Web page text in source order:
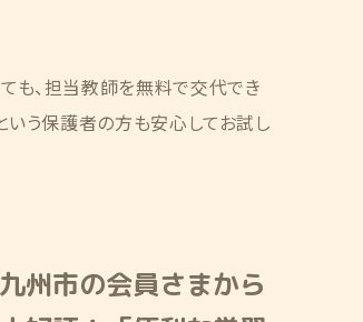
も、担当教師を無料で交代でき
いう保護者の方も安心してお試し
州市の会員さまから